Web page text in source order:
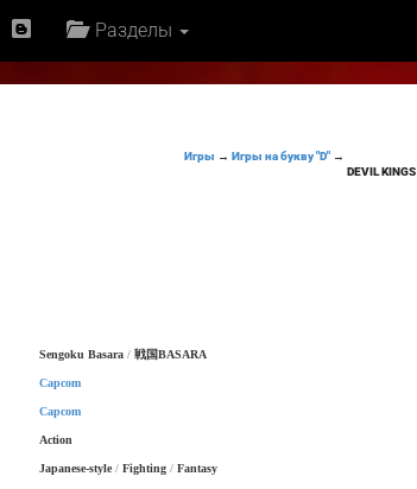
Разделы
Игры → Игры на букву "D"→
DEVIL KINGS
Sengoku Basara/ 戦国BASARA
Capcom
Capcom
Action
Japanese-style/ Fighting/ Fantasy